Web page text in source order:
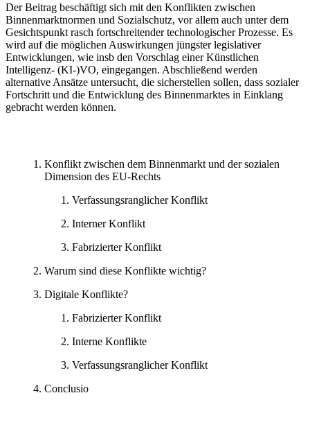
Der Beitrag beschäftigt sich mit den Konflikten zwischen
Binnenmarktnormen und Sozialschutz, vor allem auch unter dem
Gesichtspunkt rasch fortschreitender technologischer Prozesse. Es
wird auf die möglichen Auswirkungen jüngster legislativer
Entwicklungen, wie insb den Vorschlag einer Künstlichen
Intelligenz- (KI-)VO, eingegangen. Abschließend werden
alternative Ansätze untersucht, die sicherstellen sollen, dass sozialer
Fortschritt und die Entwicklung des Binnenmarktes in Einklang
gebracht werden können.
Konflikt zwischen dem Binnenmarkt und der sozialen
Dimension des EU-Rechts
Verfassungsranglicher Konflikt
Interner Konflikt
Fabrizierter Konflikt
Warum sind diese Konflikte wichtig?
Digitale Konflikte?
Fabrizierter Konflikt
Interne Konflikte
Verfassungsranglicher Konflikt
Conclusio